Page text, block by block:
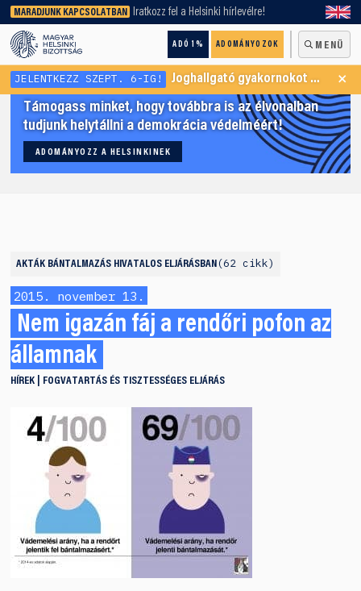
MARADJUNK KAPCSOLATBAN Iratkozz fel a Helsinki hírlevélre!
ADÓ 1% ADOMÁNYOZOK MENÜ
keresőnket!
JELENTKEZZ SZEPT. 6-IG! Joghallgató gyakornokot keresünk Menekültügyi Programunkba ×
Támogass minket, hogy továbbra is az élvonalban
tudjunk helytállni a demokrácia védelméért!
ADOMÁNYOZZ A HELSINKINEK
AKTÁK BÁNTALMAZÁS HIVATALOS ELJÁRÁSBAN 62 cikk
2015. november 13.
Nem igazán fáj a rendőri pofon az
államnak
HÍREK FOGVATARTÁS ÉS TISZTESSÉGES ELJÁRÁS